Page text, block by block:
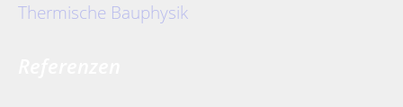
Thermische Bauphysik